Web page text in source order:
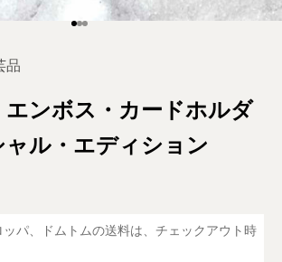
項目1へ
項目2へ
項目3へ
品
エンボス・カードホルダ
ャル・エディション
パ、ドムトムの送料は 、チェックアウト時